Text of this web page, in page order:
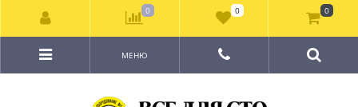
МЕНЮ
0 0 0